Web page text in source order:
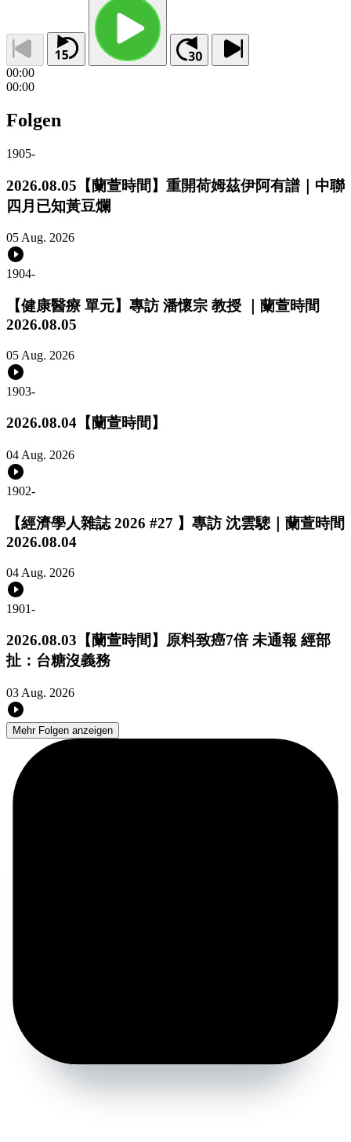
00:00
00:00
Folgen
1905-
2026.08.05【蘭萱時間】重開荷姆茲伊阿有譜｜中聯
四月已知黃豆爛
05 Aug. 2026
1904-
【健康醫療 單元】專訪 潘懷宗 教授 ｜蘭萱時間
2026.08.05
05 Aug. 2026
1903-
2026.08.04【蘭萱時間】
04 Aug. 2026
1902-
【經濟學人雜誌 2026 #27 】專訪 沈雲驄｜蘭萱時間
2026.08.04
04 Aug. 2026
1901-
2026.08.03【蘭萱時間】原料致癌7倍 未通報 經部
扯：台糖沒義務
03 Aug. 2026
Mehr Folgen anzeigen